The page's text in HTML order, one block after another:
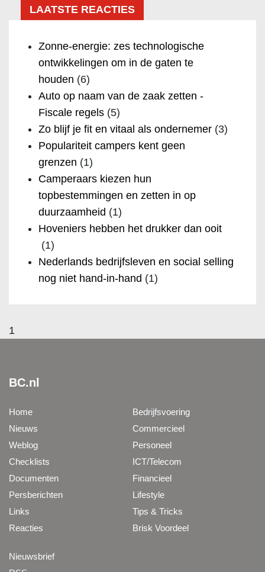
LAATSTE REACTIES
Zonne-energie: zes technologische
ontwikkelingen om in de gaten te
houden (6)
Auto op naam van de zaak zetten -
Fiscale regels (5)
Zo blijf je fit en vitaal als ondernemer (3)
Populariteit campers kent geen
grenzen (1)
Camperaars kiezen hun
topbestemmingen en zetten in op
duurzaamheid (1)
Hoveniers hebben het drukker dan ooit
(1)
Nederlands bedrijfsleven en social selling
nog niet hand-in-hand (1)
1
BC.nl
Home
Nieuws
Weblog
Checklists
Documenten
Persberichten
Links
Reacties
Bedrijfsvoering
Commercieel
Personeel
ICT/Telecom
Financieel
Lifestyle
Tips & Tricks
Brisk Voordeel
Nieuwsbrief